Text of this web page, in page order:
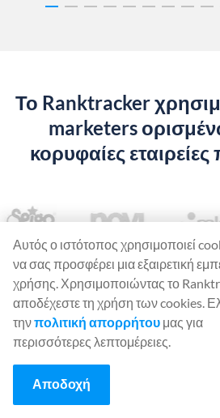
Το Ranktracker
marketers
κορυφαίες
Ξεκινήστε
Ranktracker...
Αυτός ο ιστότοπος χρησιμοποιεί
να σας προσφέρει μια εξαιρετική
χρήσης. Χρησιμοποιώντας το
αποδέχεστε τη χρήση των cookies.
τηνπολιτική απορρήτου μας για
περισσότερες λεπτομέρειες.
Αποδοχή